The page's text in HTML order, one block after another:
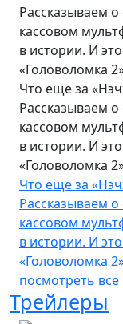
Что еще за
Рассказываем
кассовом
в истории. И
«Головоломка
Что еще за
Рассказываем
кассовом
в истории. И
«Головоломка
посмотреть все
Трейлеры